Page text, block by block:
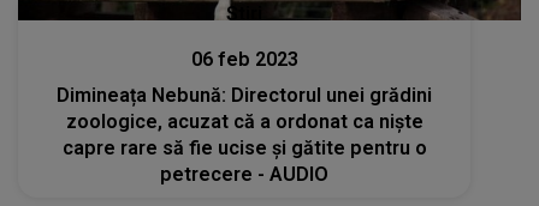
Stiri
06 feb 2023
Dimineața Nebună: Directorul unei grădini
zoologice, acuzat că a ordonat ca niște
capre rare să fie ucise și gătite pentru o
petrecere - AUDIO